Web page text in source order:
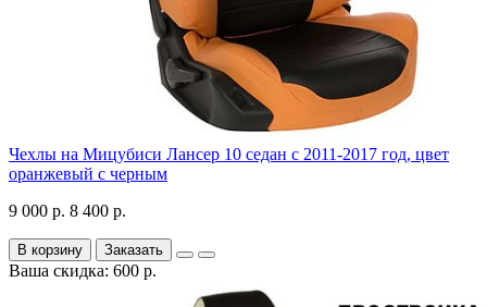
Чехлы на Мицубиси Лансер 10 седан с 2011-2017 год, цвет
оранжевый с черным
9 000 р. 8 400 р.
В корзину Заказать
Ваша скидка: 600 р.